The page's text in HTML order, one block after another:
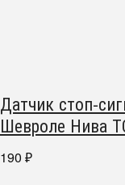
Датчик стоп-
Шевроле Нива
190 ₽